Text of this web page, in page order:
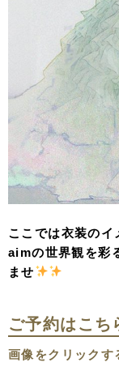
ここでは衣装のイ
aimの世界観を彩
ませ
ご予約はこち
画像をクリックす